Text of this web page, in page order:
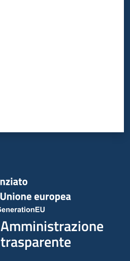
Amministrazione
trasparente